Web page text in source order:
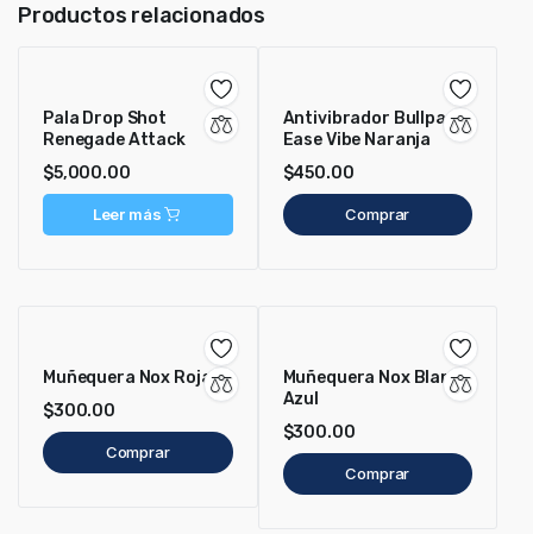
Productos relacionados
Pala Drop Shot
Renegade Attack
$5,000.00
Leer más
Antivibrador Bullpadel
Ease Vibe Naranja
$450.00
Comprar
Muñequera Nox Roja
$300.00
Comprar
Muñequera Nox Blanco
Azul
$300.00
Comprar